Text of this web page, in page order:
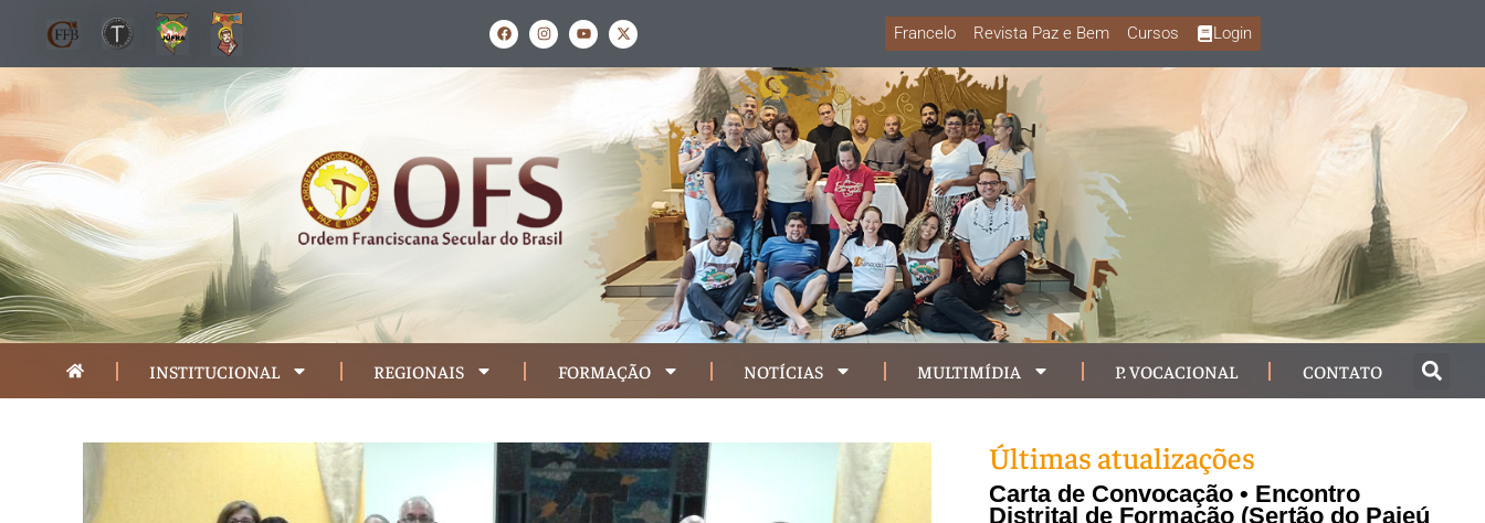
Francelo Revista Paz e Bem Cursos Login
INSTITUCIONAL REGIONAIS FORMAÇÃO NOTÍCIAS MULTIMÍDIA P. VOCACIONAL CONTATO
Últimas atualizações
Carta de Convocação • Encontro
Distrital de Formação (Sertão do Pajeú